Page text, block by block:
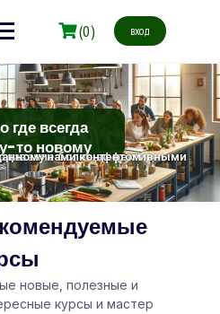
(0) вход
где всегда
то новому
качественно созданному нами контентом
новые, полезные и
курсы и мастер